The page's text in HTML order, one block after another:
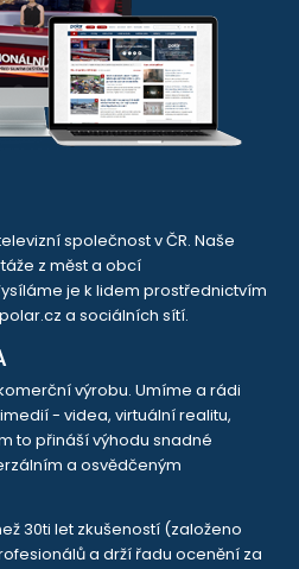
společnost v ČR. Naše
z měst a obcí
je k lidem prostřednictvím
a sociálních sítí.
výrobu. Umíme a rádi
- videa, virtuální realitu,
to přináší výhodu snadné
a osvědčeným
30ti let zkušeností (založeno
a drží řadu ocenění za